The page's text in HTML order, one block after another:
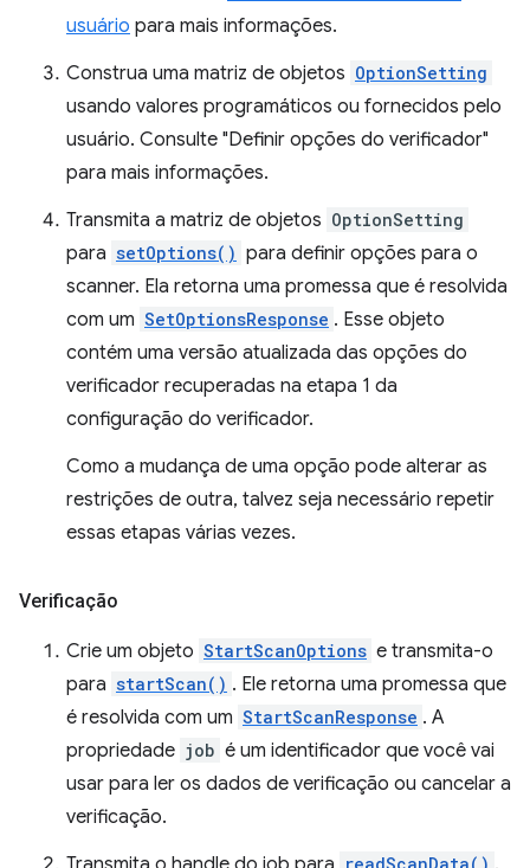
usuário para mais informações.
Construa uma matriz de objetos OptionSetting
usando valores programáticos ou fornecidos pelo
usuário. Consulte "Definir opções do verificador"
para mais informações.
Transmita a matriz de objetos OptionSetting
para setOptions() para definir opções para o
scanner. Ela retorna uma promessa que é resolvida
com um SetOptionsResponse . Esse objeto
contém uma versão atualizada das opções do
verificador recuperadas na etapa 1 da
configuração do verificador.
Como a mudança de uma opção pode alterar as
restrições de outra, talvez seja necessário repetir
essas etapas várias vezes.
Verificação
Crie um objeto StartScanOptions e transmita-o
para startScan() . Ele retorna uma promessa que
é resolvida com um StartScanResponse . A
propriedade job é um identificador que você vai
usar para ler os dados de verificação ou cancelar a
verificação.